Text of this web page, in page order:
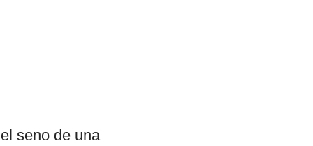
seno de una